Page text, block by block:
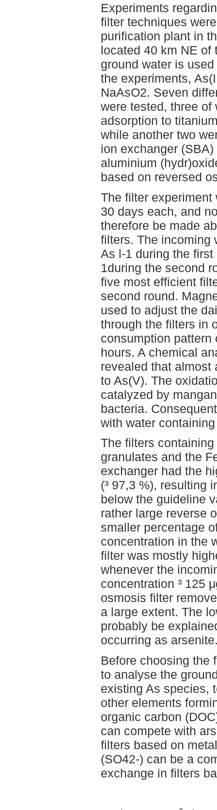
Experiments
filter techniques
purification plant in
located 40 km NE of
ground water is
the experiments,
NaAsO2. Seven
were tested, three of
adsorption to
while another two
ion exchanger
aluminium
based on reversed
The filter
30 days each, and
therefore be made
filters. The incoming
As l-1 during the
1during the second
five most efficient
second round.
used to adjust the
through the filters in
consumption pattern
hours. A chemical
revealed that almost
to As(V). The
catalyzed by
bacteria.
with water
The filters
granulates and the
exchanger had the
(³ 97,3 %), resulting
below the guideline
rather large reverse
smaller percentage
concentration in the
filter was mostly
whenever the
concentration ³ 125
osmosis filter
a large extent. The
probably be
occurring as
Before choosing the
to analyse the
existing As species,
other elements
organic carbon
can compete with
filters based on
(SO42-) can be a
exchange in filters